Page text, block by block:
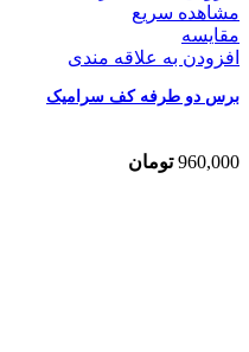
مشاهده سریع
مقایسه
افزودن به علاقه مندی
برس دو طرفه کف سرامیک
960,000 تومان